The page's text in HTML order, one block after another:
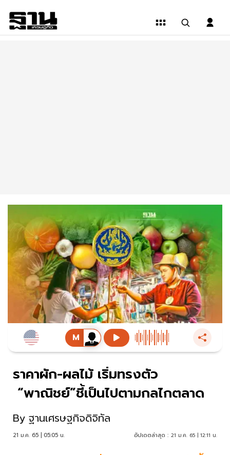
ราคาผัก-ผลไม้ เริ่มทรงตัว
“พาณิชย์”ชี้เป็นไปตามกลไกตลาด
By ฐานเศรษฐกิจดิจิทัล
21 ม.ค. 65 | 05:05 น. อัปเดตล่าสุด : 21 ม.ค. 65 | 12:11 น.